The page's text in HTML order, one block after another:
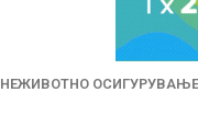
НЕЖИВОТНО ОСИГУРУВАЊЕ